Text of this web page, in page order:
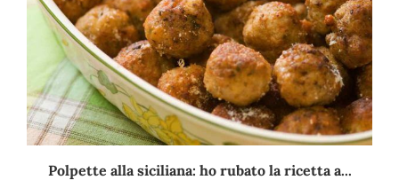
Polpette alla siciliana: ho rubato la ricetta a...